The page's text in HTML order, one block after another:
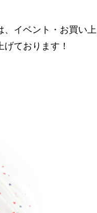
、イベント・お買い上
ております！